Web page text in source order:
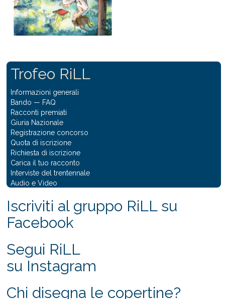
Trofeo RiLL
Informazioni generali
Bando — FAQ
Racconti premiati
Giuria Nazionale
Registrazione concorso
Quota di iscrizione
Richiesta di iscrizione
Carica il tuo racconto
Interviste del trentennale
Audio e Video
Iscriviti al gruppo RiLL su
Facebook
Segui RiLL
su Instagram
Chi disegna le copertine?